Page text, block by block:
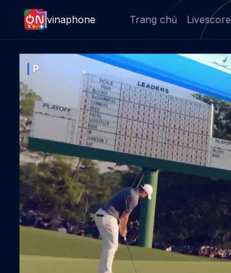
vinaphone Trang chủ Livescore
P